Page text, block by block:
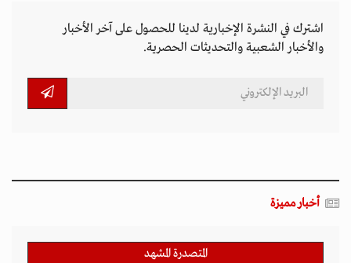
اشترك في النشرة الإخبارية لدينا للحصول على آخر الأخبار
والأخبار الشعبية والتحديثات الحصرية.
أخبار مميزة
المتصدرة المشهد